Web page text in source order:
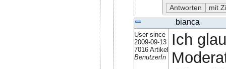
bianca
User since
2009-09-13
7016 Artikel
BenutzerIn
Ich